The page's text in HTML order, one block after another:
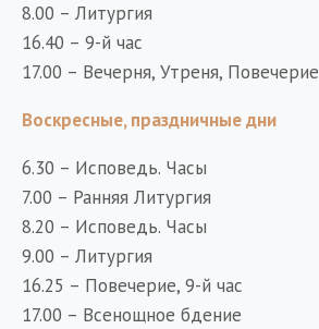
8.00 – Литургия
16.40 – 9-й час
17.00 – Вечерня, Утреня, Повечерие
Воскресные, праздничные дни
6.30 – Исповедь. Часы
7.00 – Ранняя Литургия
8.20 – Исповедь. Часы
9.00 – Литургия
16.25 – Повечерие, 9-й час
17.00 – Всенощное бдение